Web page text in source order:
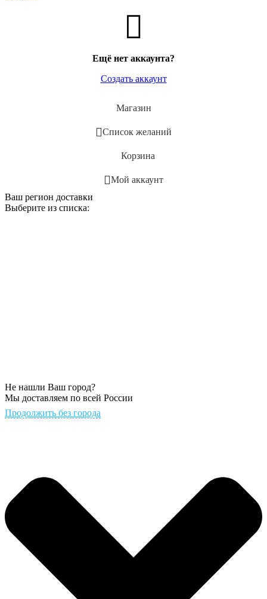
Ещё нет аккаунта?
Создать аккаунт
Магазин
Список желаний
Корзина
Мой аккаунт
Ваш регион доставки
Выберите из списка:
Не нашли Ваш город?
Мы доставляем по всей России
Продолжить без города